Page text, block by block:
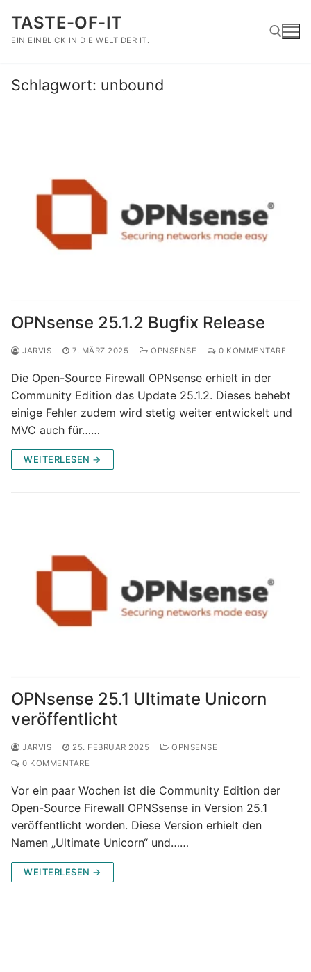
Inhalt
springen
TASTE-OF-IT
EIN EINBLICK IN DIE WELT DER IT.
Suchen nach:
Schlagwort: unbound
OPNsense 25.1.2 Bugfix Release
JARVIS 7. MÄRZ 2025 OPNSENSE 0 KOMMENTARE
Die Open-Source Firewall OPNsense erhielt in der
Community Edition das Update 25.1.2. Dieses behebt
einige Fehler zudem wird stetig weiter entwickelt und
MVC auch für……
WEITERLESEN →
OPNsense 25.1 Ultimate Unicorn
veröffentlicht
JARVIS 25. FEBRUAR 2025
OPNSENSE
0 KOMMENTARE
Vor ein paar Wochen ist die Community Edition der
Open-Source Firewall OPNSsense in Version 25.1
veröffentlicht worden. Diese Version erhielt den
Namen „Ultimate Unicorn“ und……
WEITERLESEN →